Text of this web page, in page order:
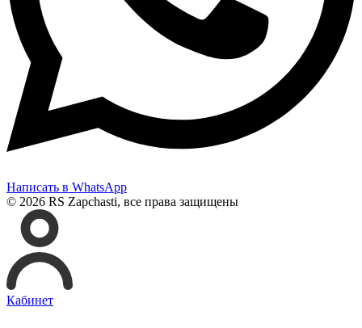
Написать в WhatsApp
© 2026 RS Zapchasti, все права защищены
Кабинет